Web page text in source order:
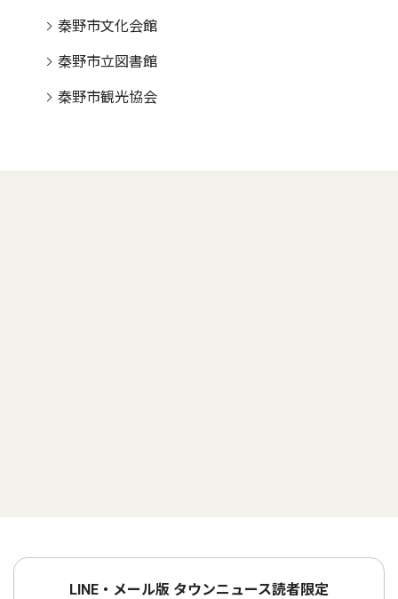
秦野市文化会館
秦野市立図書館
秦野市観光協会
LINE・メール版 タウンニュース読者限定